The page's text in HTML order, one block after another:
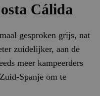
Cálida
gesproken grijs, nat
zuidelijker, aan de
meer kampeerders
Spanje om te